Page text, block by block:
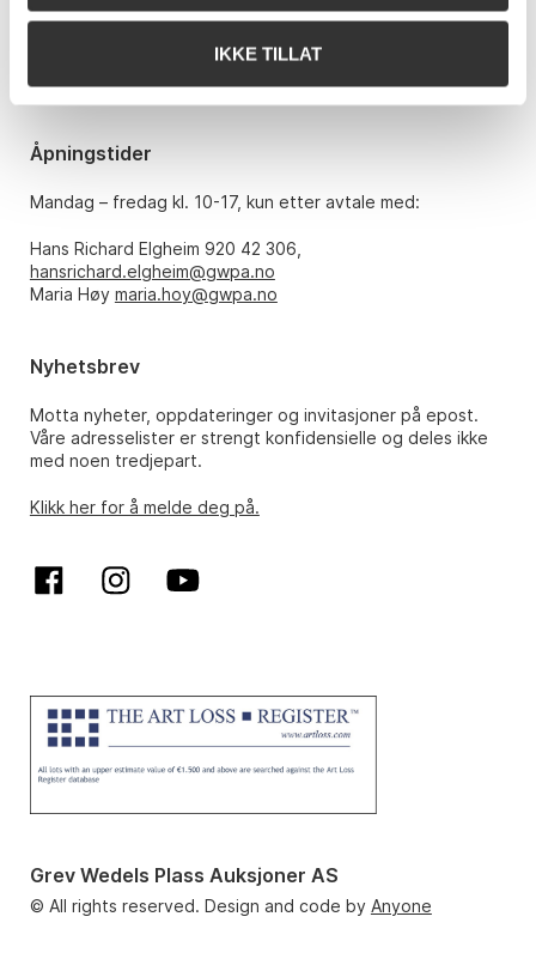
IKKE TILLAT
0151 Oslo
E-post:
Åpningstider
Mandag – fredag kl. 10-17, kun etter avtale med:
Hans Richard Elgheim 920 42 306,
hansrichard.elgheim@gwpa.no
Maria Høy maria.hoy@gwpa.no
Nyhetsbrev
Motta nyheter, oppdateringer og invitasjoner på epost.
Våre adresselister er strengt konfidensielle og deles ikke
med noen tredjepart.
Klikk her for å melde deg på.
Grev Wedels Plass Auksjoner AS
© All rights reserved. Design and code by Anyone